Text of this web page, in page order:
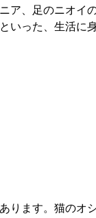
ア、足のニオイ
いった、生活に
ります。猫のオ